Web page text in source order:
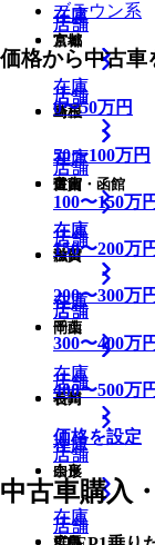
在庫
店舗
道南・函館
在庫
店舗
宮城
在庫
店舗
秋田
在庫
店舗
山形
在庫
店舗
埼玉
在庫
店舗
千葉
在庫
店舗
在庫
店舗
富山
在庫
店舗
石川
在庫
店舗
京都
在庫
店舗
滋賀
在庫
店舗
奈良
在庫
店舗
島根
在庫
店舗
岡山
在庫
店舗
在庫
店舗
佐賀
在庫
店舗
長崎
在庫
店舗
ブラウン系
価格から中古車
0〜50万円
50〜100万円
100〜150万円
150〜200万円
200〜300万円
300〜400万円
400〜500万円
価格を設定
中古車購入